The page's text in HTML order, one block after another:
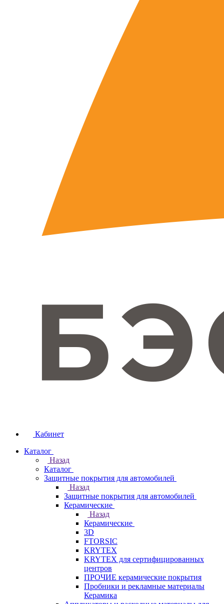
Кабинет
Каталог
Назад
Каталог
Защитные покрытия для автомобилей
Назад
Защитные покрытия для автомобилей
Керамические
Назад
Керамические
3D
FTORSIC
KRYTEX
KRYTEX для сертифицированных
центров
ПРОЧИЕ керамические покрытия
Пробники и рекламные материалы
Керамика